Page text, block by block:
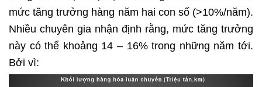
mức tăng trưởng hàng năm hai con số (>10%/năm).
Nhiều chuyên gia nhận định rằng, mức tăng trưởng
này có thể khoảng 14 – 16% trong những năm tới.
Bởi vì: